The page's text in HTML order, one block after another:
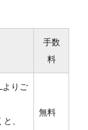
手数
料
よりご
、
無料